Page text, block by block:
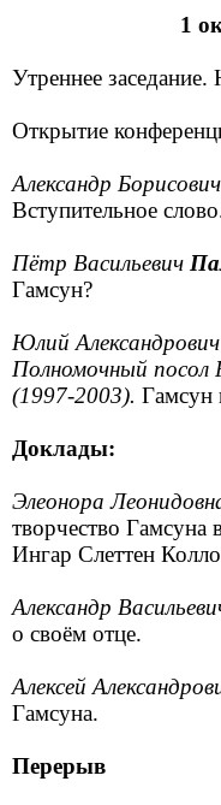
1
Утреннее заседание.
Открытие
Александр Борисович
Вступительное
Пётр Васильевич
Гамсун?
Юлий Александрович
Полномочный посол
(1997-2003). Гамсун
Доклады:
Элеонора
творчество Гамсуна
Ингар Слеттен
Александр
о своём отце.
Алексей
Гамсуна.
Перерыв